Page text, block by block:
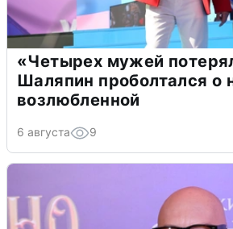
«Четырех мужей
Шаляпин проболтался о
возлюбленной
6 августа 9